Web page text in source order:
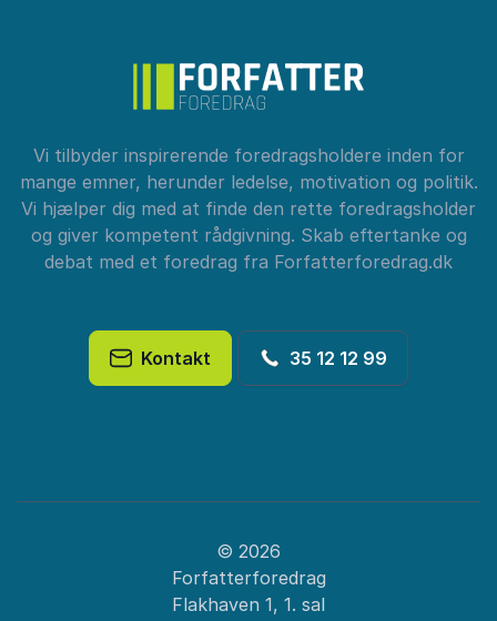
Vi tilbyder inspirerende foredragsholdere inden for
mange emner, herunder ledelse, motivation og politik.
Vi hjælper dig med at finde den rette foredragsholder
og giver kompetent rådgivning. Skab eftertanke og
debat med et foredrag fra Forfatterforedrag.dk
Kontakt 35 12 12 99
© 2026
Forfatterforedrag
Flakhaven 1, 1. sal